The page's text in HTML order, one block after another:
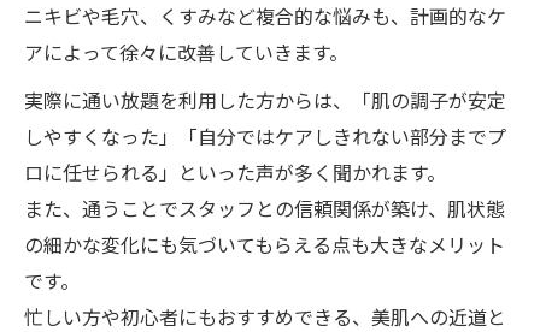
ニキビや毛穴、くすみなど複合的な悩みも、計画的なケ
アによって徐々に改善していきます。
実際に通い放題を利用した方からは、「肌の調子が安定
しやすくなった」「自分ではケアしきれない部分までプ
ロに任せられる」といった声が多く聞かれます。
また、通うことでスタッフとの信頼関係が築け、肌状態
の細かな変化にも気づいてもらえる点も大きなメリット
です。
忙しい方や初心者にもおすすめできる、美肌への近道と